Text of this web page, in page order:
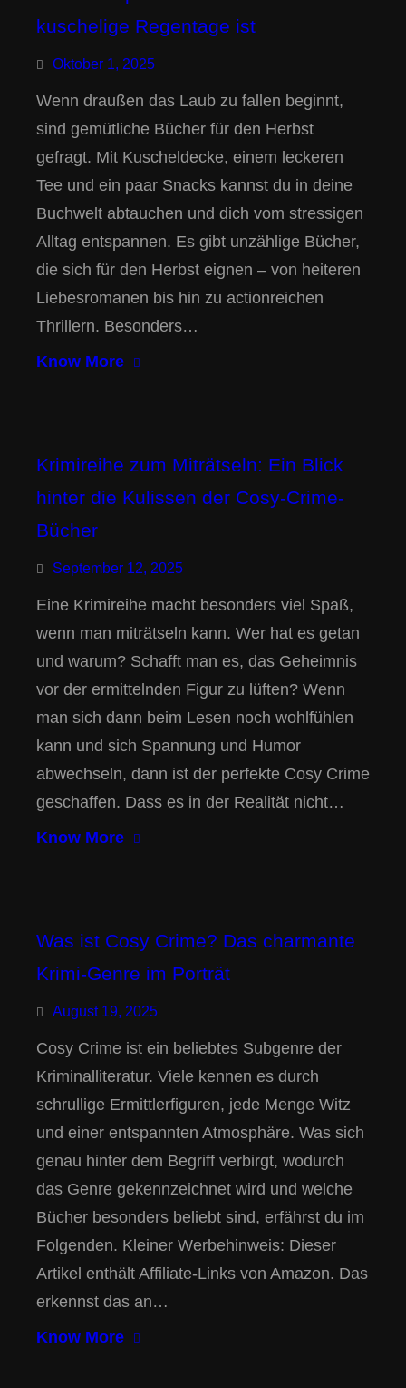
kuschelige Regentage ist
Oktober 1, 2025
Wenn draußen das Laub zu fallen beginnt,
sind gemütliche Bücher für den Herbst
gefragt. Mit Kuscheldecke, einem leckeren
Tee und ein paar Snacks kannst du in deine
Buchwelt abtauchen und dich vom stressigen
Alltag entspannen. Es gibt unzählige Bücher,
die sich für den Herbst eignen – von heiteren
Liebesromanen bis hin zu actionreichen
Thrillern. Besonders…
Know More
Krimireihe zum Miträtseln: Ein Blick
hinter die Kulissen der Cosy-Crime-
Bücher
September 12, 2025
Eine Krimireihe macht besonders viel Spaß,
wenn man miträtseln kann. Wer hat es getan
und warum? Schafft man es, das Geheimnis
vor der ermittelnden Figur zu lüften? Wenn
man sich dann beim Lesen noch wohlfühlen
kann und sich Spannung und Humor
abwechseln, dann ist der perfekte Cosy Crime
geschaffen. Dass es in der Realität nicht…
Know More
Was ist Cosy Crime? Das charmante
Krimi-Genre im Porträt
August 19, 2025
Cosy Crime ist ein beliebtes Subgenre der
Kriminalliteratur. Viele kennen es durch
schrullige Ermittlerfiguren, jede Menge Witz
und einer entspannten Atmosphäre. Was sich
genau hinter dem Begriff verbirgt, wodurch
das Genre gekennzeichnet wird und welche
Bücher besonders beliebt sind, erfährst du im
Folgenden. Kleiner Werbehinweis: Dieser
Artikel enthält Affiliate-Links von Amazon. Das
erkennst das an…
Know More